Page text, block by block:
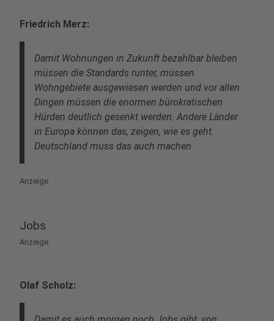
Friedrich Merz:
Damit Wohnungen in Zukunft bezahlbar bleiben
müssen die Standards runter, müssen
Wohngebiete ausgewiesen werden und vor allen
Dingen müssen die enormen bürokratischen
Hürden deutlich gesenkt werden. Andere Länder
in Europa können das, zeigen, wie es geht.
Deutschland muss das auch machen.
Anzeige
Jobs
Anzeige
Olaf Scholz: